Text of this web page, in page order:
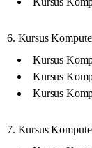
6. Kursus
Kursus
Kursus
Kursus
7. Kursus